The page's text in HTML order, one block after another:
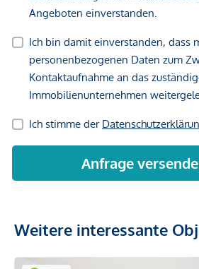
Angaben Entfernung Luftlinie /
*Der Vertrag kommt nicht mit der
GmbH zustande. Das Objekt wird von
Immobilienunternehmen angeboten.
Vertragsabschluss resultierende
gegenüber dem anbietenden
geltend zu machen. Wir weisen Sie
gemachten Angaben und
Weitere interessante